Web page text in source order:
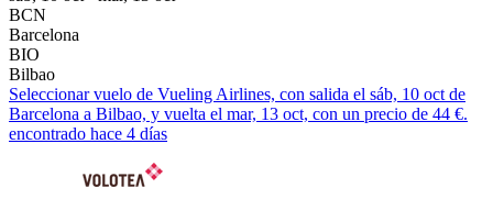
BCN
Barcelona
BIO
Bilbao
Seleccionar vuelo de Vueling Airlines, con salida el sáb, 10 oct de
Barcelona a Bilbao, y vuelta el mar, 13 oct, con un precio de 44 €.
encontrado hace 4 días